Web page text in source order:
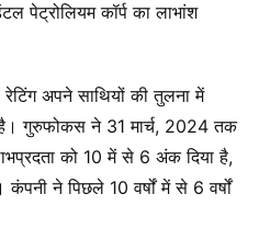
पेट्रोलियम कॉर्प का लाभांश
रेटिंग अपने साथियों की तुलना में
गुरुफोकस ने 31 मार्च, 2024 तक
को 10 में से 6 अंक दिया है,
कंपनी ने पिछले 10 वर्षों में से 6 वर्षों